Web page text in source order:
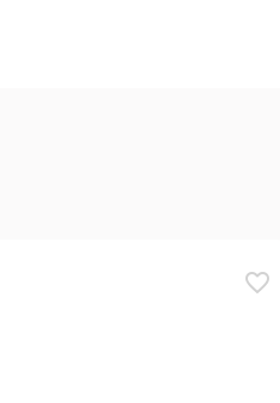
favorite_border